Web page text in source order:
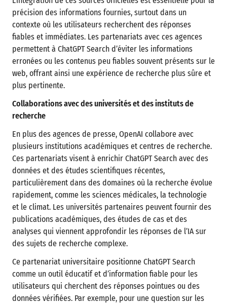
précision des informations fournies, surtout dans un
contexte où les utilisateurs recherchent des réponses
fiables et immédiates. Les partenariats avec ces agences
permettent à ChatGPT Search d’éviter les informations
erronées ou les contenus peu fiables souvent présents sur le
web, offrant ainsi une expérience de recherche plus sûre et
plus pertinente.
Collaborations avec des universités et des instituts de
recherche
En plus des agences de presse, OpenAI collabore avec
plusieurs institutions académiques et centres de recherche.
Ces partenariats visent à enrichir ChatGPT Search avec des
données et des études scientifiques récentes,
particulièrement dans des domaines où la recherche évolue
rapidement, comme les sciences médicales, la technologie
et le climat. Les universités partenaires peuvent fournir des
publications académiques, des études de cas et des
analyses qui viennent approfondir les réponses de l’IA sur
des sujets de recherche complexe.
Ce partenariat universitaire positionne ChatGPT Search
comme un outil éducatif et d’information fiable pour les
utilisateurs qui cherchent des réponses pointues ou des
données vérifiées. Par exemple, pour une question sur les